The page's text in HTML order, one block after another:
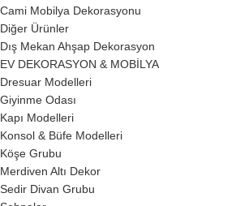
Cami Mobilya Dekorasyonu
Diğer Ürünler
Dış Mekan Ahşap Dekorasyon
EV DEKORASYON & MOBİLYA
Dresuar Modelleri
Giyinme Odası
Kapı Modelleri
Konsol & Büfe Modelleri
Köşe Grubu
Merdiven Altı Dekor
Sedir Divan Grubu